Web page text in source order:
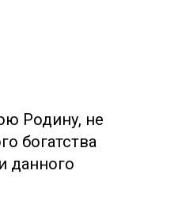
Родину, не
богатства
данного